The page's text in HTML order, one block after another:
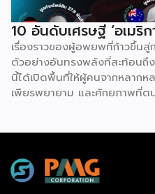
10 อันดับเศรษฐี ‘อเมริ
เรื่องราวของผู้อพยพที่ก้าวขึ้นสู่
ตัวอย่างอันทรงพลังที่สะท้อนถึ
นี้ได้เปิดพื้นที่ให้ผู้คนจากหลากห
เพียรพยายาม และศักยภาพที่
บอร์ดให้วิสัยทัศน์และการทำงา
ข้อจำกัดเดิม ความสำเร็จของพว
จากการที่โอกาสอันเท่าเทียมม